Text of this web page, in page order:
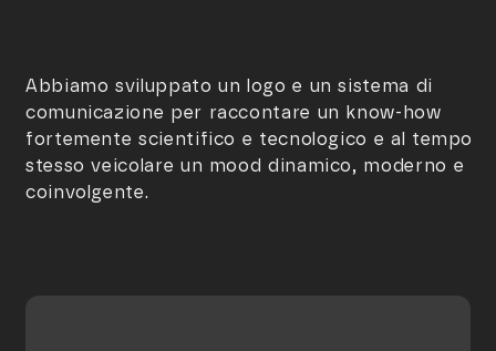
Abbiamo sviluppato un logo e un sistema di
comunicazione per raccontare un know-how
fortemente scientifico e tecnologico e al tempo
stesso veicolare un mood dinamico, moderno e
coinvolgente.